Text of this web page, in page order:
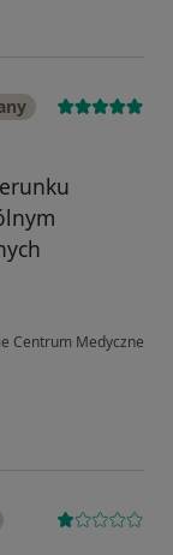
Centrum Medyczne